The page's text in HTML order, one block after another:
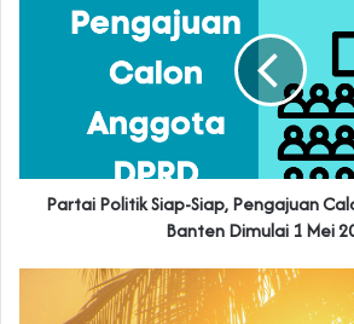
Partai Politik Siap-Siap, Pengajuan
Banten Dimulai 1 Mei